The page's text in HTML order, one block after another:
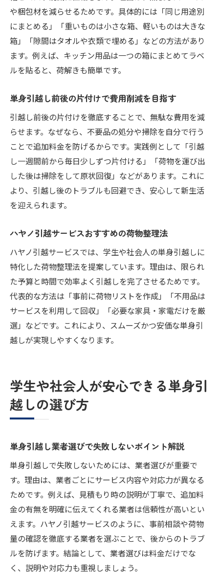
や梱包材を減らせるためです。具体的には「同じ用途別
にまとめる」「重いものは小さな箱、軽いものは大きな
箱」「隙間はタオルや衣類で埋める」などの方法があり
ます。例えば、キッチン用品は一つの箱にまとめてラベ
ルを貼ると、荷解きも簡単です。
単身引越し前後の片付けで費用削減を目指す
引越し前後の片付けを徹底することで、無駄な費用を減
らせます。なぜなら、不要品の処分や掃除を自分で行う
ことで追加料金を防げるからです。実践例として「引越
し一週間前から毎日少しずつ片付ける」「荷物を運び出
した後は掃除をして原状回復」などがあります。これに
より、引越し後のトラブルも回避でき、安心して新生活
を迎えられます。
ハヤノ引越サービスおすすめの荷物整理法
ハヤノ引越サービスでは、学生や社会人の単身引越しに
特化した荷物整理法を提案しています。理由は、限られ
た予算と時間で効率よく引越しを完了させるためです。
代表的な方法は「事前に荷物リストを作成」「不用品は
サービスを利用して回収」「必要な家具・家電だけを厳
選」などです。これにより、スムーズかつ安価な単身引
越しが実現しやすくなります。
学生や社会人が安心できる単身引
越しの選び方
単身引越し業者選びで失敗しないポイント解説
単身引越しで失敗しないためには、業者選びが重要で
す。理由は、業者ごとにサービス内容や対応力が異なる
ためです。例えば、見積もり時の説明が丁寧で、追加料
金の有無を明確に伝えてくれる業者は信頼性が高いとい
えます。ハヤノ引越サービスのように、事前相談や荷物
量の確認を徹底する業者を選ぶことで、後からのトラブ
ルを防げます。結論として、業者選びは料金だけでな
く、説明や対応力も重視しましょう。